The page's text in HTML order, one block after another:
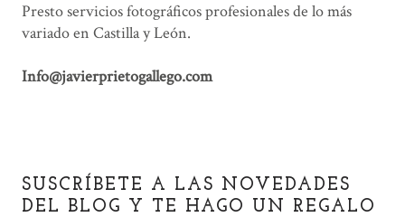
Presto servicios fotográficos profesionales de lo más
variado en Castilla y León.
Info@javierprietogallego.com
SUSCRÍBETE A LAS NOVEDADES
DEL BLOG Y TE HAGO UN REGALO